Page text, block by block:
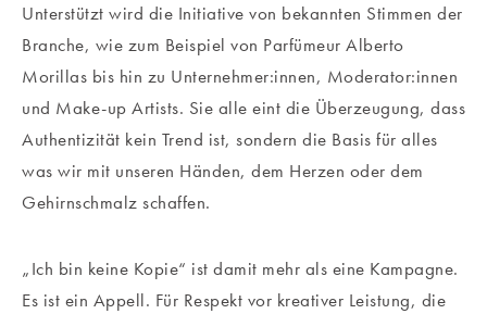
Unterstützt wird die Initiative von bekannten Stimmen der
Branche, wie zum Beispiel von Parfümeur Alberto
Morillas bis hin zu Unternehmer:innen, Moderator:innen
und Make-up Artists. Sie alle eint die Überzeugung, dass
Authentizität kein Trend ist, sondern die Basis für alles
was wir mit unseren Händen, dem Herzen oder dem
Gehirnschmalz schaffen.
„Ich bin keine Kopie“ ist damit mehr als eine Kampagne.
Es ist ein Appell. Für Respekt vor kreativer Leistung, die